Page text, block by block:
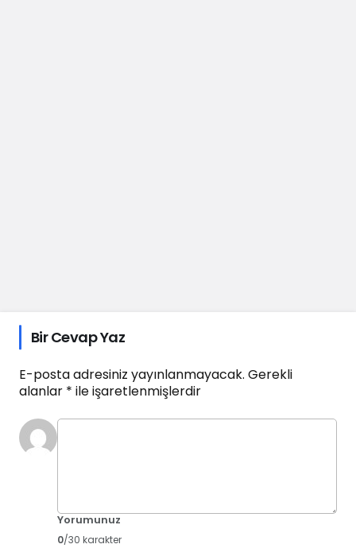
Bir Cevap Yaz
E-posta adresiniz yayınlanmayacak. Gerekli
alanlar * ile işaretlenmişlerdir
Yorumunuz
0/30 karakter